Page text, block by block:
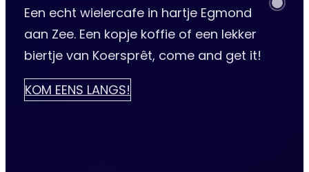
Een echt wielercafe in hartje Egmond
aan Zee. Een kopje koffie of een lekker
biertje van Koersprêt, come and get it!
KOM EENS LANGS!